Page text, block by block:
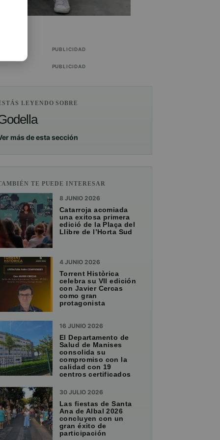
PUBLICIDAD
PUBLICIDAD
LEYENDO SOBRE
más de esta sección
TE PUEDE INTERESAR
8 JUNIO 2026
Catarroja acomiada
una exitosa primera
edició de la Plaça del
Llibre de l’Horta Sud
4 JUNIO 2026
Torrent Històrica
celebra su VII edición
con Javier Cercas
como gran
protagonista
16 JUNIO 2026
El Departamento de
Salud de Manises
consolida su
compromiso con la
calidad con 19
centros certificados
30 JULIO 2026
Las fiestas de Santa
Ana de Albal 2026
concluyen con un
gran éxito de
participación